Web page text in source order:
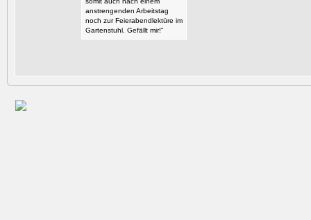
anstrengenden Arbeitstag
noch zur Feierabendlektüre im
Gartenstuhl. Gefällt mir!“